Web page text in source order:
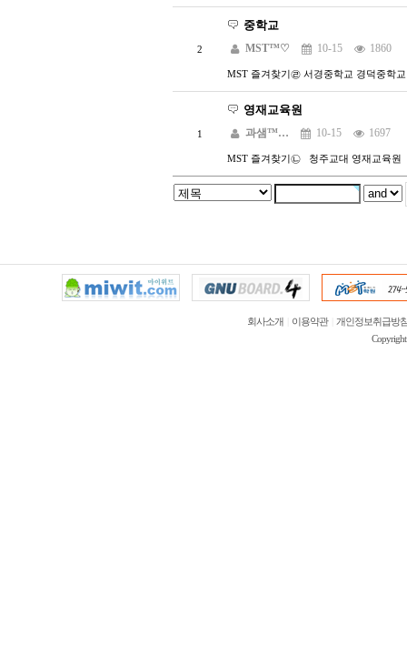
2
중학교
MST™♡ 10-15 1860
MST 즐겨찾기㉣ 서경중학교 경덕중학
1
영재교육원
과샘™… 10-15 1697
MST 즐겨찾기㉡ 청주교대 영재교
회사소개 이용약관
개인정보취급방